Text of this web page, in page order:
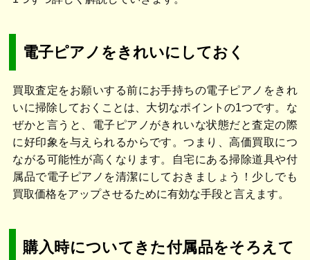
電子ピアノをきれいにしておく
買取査定をお願いする前にお手持ちの電子ピアノをきれ
いに掃除しておくことは、大切なポイントの1つです。な
ぜかと言うと、電子ピアノがきれいな状態だと査定の際
に好印象を与えられるからです。つまり、高価買取につ
ながる可能性が高くなります。自宅にある掃除道具や付
属品で電子ピアノを清潔にしておきましょう！少しでも
買取価格をアップさせるために有効な手段と言えます。
購入時についてきた付属品をそろえて